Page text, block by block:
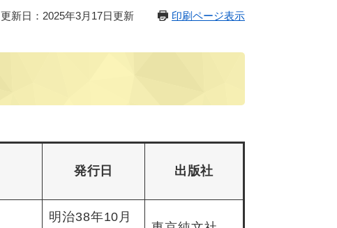
更新日：2025年3月17日更新 印刷ページ表示
発行日 出版社
明治38年10月